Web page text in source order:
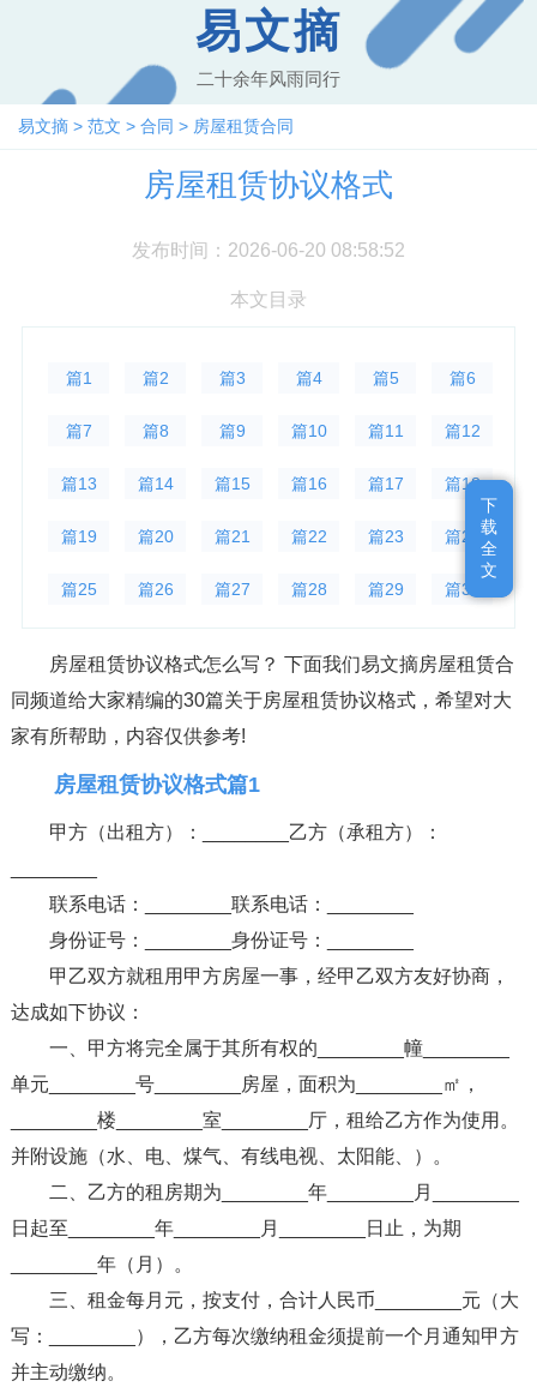
易文摘
二十余年风雨同行
易文摘 > 范文 > 合同 > 房屋租赁合同
房屋租赁协议格式
发布时间：2026-06-20 08:58:52
本文目录
篇1 篇2 篇3 篇4 篇5 篇6
篇7 篇8 篇9 篇10 篇11 篇12
篇13 篇14 篇15 篇16 篇17 篇18
篇19 篇20 篇21 篇22 篇23 篇24
篇25 篇26 篇27 篇28 篇29 篇30
房屋租赁协议格式怎么写？ 下面我们易文摘房屋租赁合
同频道给大家精编的30篇关于房屋租赁协议格式，希望对大
家有所帮助，内容仅供参考!
房屋租赁协议格式篇1
甲方（出租方）：________乙方（承租方）：
联系电话：________联系电话：________
身份证号：________身份证号：________
甲乙双方就租用甲方房屋一事，经甲乙双方友好协商，
达成如下协议：
一、甲方将完全属于其所有权的________幢________
单元________号________房屋，面积为________㎡，
________楼________室________厅，租给乙方作为使用。
并附设施（水、电、煤气、有线电视、太阳能、）。
二、乙方的租房期为________年________月________
日起至________年________月________日止，为期
________年（月）。
三、租金每月元，按支付，合计人民币________元（大
写：________），乙方每次缴纳租金须提前一个月通知甲方
并主动缴纳。
下
载
全
文
下
载
全
文